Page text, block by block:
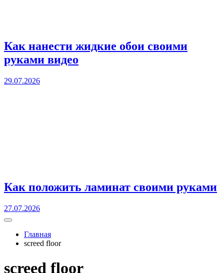
Как нанести жидкие обои своими
руками видео
29.07.2026
Как положить ламинат своими руками
27.07.2026
Главная
screed floor
screed floor